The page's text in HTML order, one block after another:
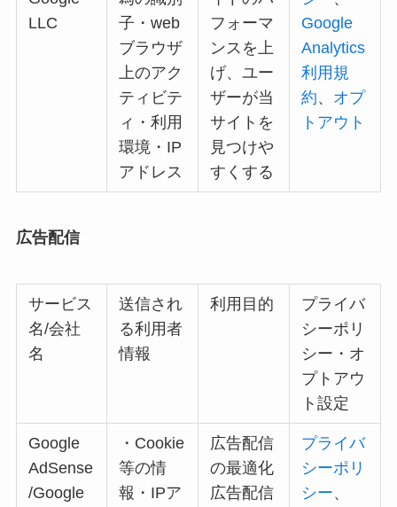
LLC
子・web
ブラウザ
上のアク
ティビテ
ィ・利用
環境・IP
アドレス
フォーマ
ンスを上
げ、ユー
ザーが当
サイトを
見つけや
すくする
Google
Analytics
利用規
約、 オプ
トアウト
広告配信
サービス
名/会社
名
送信され
る利用者
情報
利用目的
プライバ
シーポリ
シー・オ
プトアウ
ト設定
Google
AdSense
/Google
・Cookie
等の情
報・IPア
広告配信
の最適化
広告配信
プライバ
シーポリ
シー、